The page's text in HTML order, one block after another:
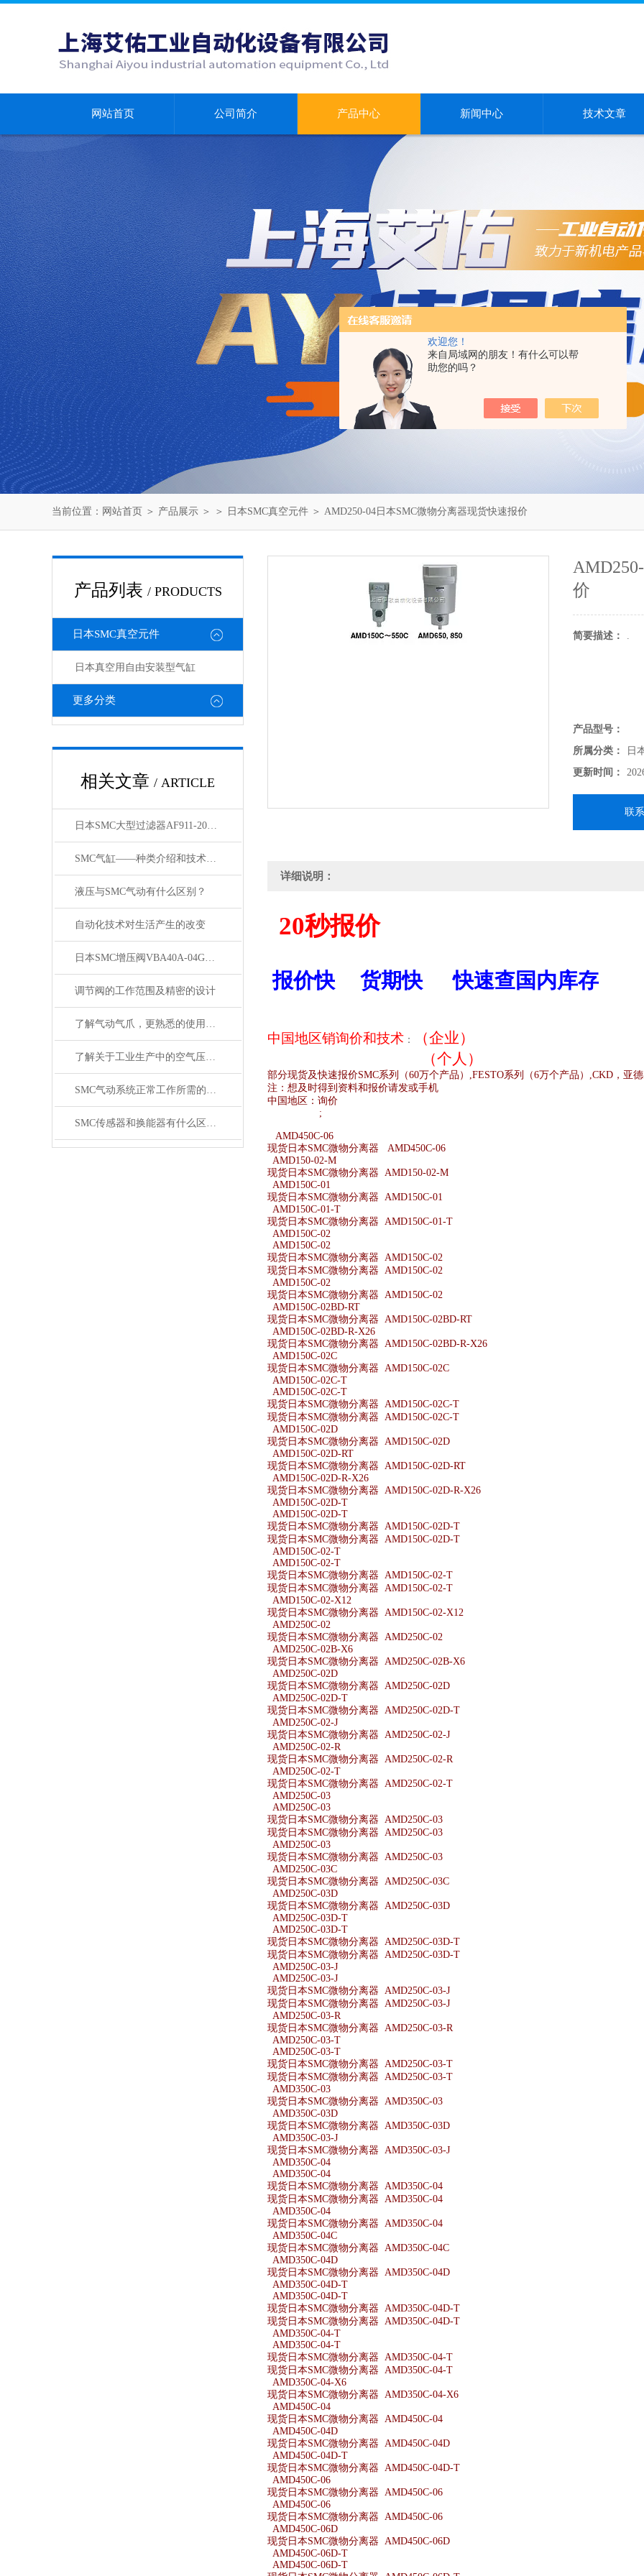
欢迎您！
来自局域网的朋友！有什么可以帮
助您的吗？
网站首页 公司简介 产品中心 新闻中心 技术文章
当前位置： 网站首页 ＞ 产品展示 ＞ ＞ 日本SMC真空元件 ＞ AMD250-04日本SMC微物分离器现货快速报价
产品列表 / PRODUCTS
日本SMC真空元件
日本真空用自由安装型气缸
更多分类
相关文章 / ARTICLE
日本SMC大型过滤器AF911-20和AF60-10的区别
SMC气缸——种类介绍和技术资料
液压与SMC气动有什么区别？
自动化技术对生活产生的改变
日本SMC增压阀VBA40A-04GN和VBA42A-04GN 及VBA43A-04GN
调节阀的工作范围及精密的设计
了解气动气爪，更熟悉的使用SMC齐气动气爪
了解关于工业生产中的空气压缩机应用
SMC气动系统正常工作所需的技术要求
SMC传感器和换能器有什么区别？
价
简要描述： .
产品型号：
所属分类：
日
更新时间：
联
详细说明：
20秒报价
报价快 货期快 快速查国内库存
中国地区销询价和技术 ：
（企业）
（个人）
部分现货及快速报价SMC系列（60万个产品） ,FESTO系列（6万个产品） ,CKD ，亚
注：想及时得到资料和报价请发或手机
中国地区： 询价
;
AMD450C-06
现货日本SMC微物分离器 AMD450C-06
AMD150-02-M
现货日本SMC微物分离器 AMD150-02-M
AMD150C-01
现货日本SMC微物分离器 AMD150C-01
AMD150C-01-T
现货日本SMC微物分离器 AMD150C-01-T
AMD150C-02
AMD150C-02
现货日本SMC微物分离器 AMD150C-02
现货日本SMC微物分离器 AMD150C-02
AMD150C-02
现货日本SMC微物分离器 AMD150C-02
AMD150C-02BD-RT
现货日本SMC微物分离器 AMD150C-02BD-RT
AMD150C-02BD-R-X26
现货日本SMC微物分离器 AMD150C-02BD-R-X26
AMD150C-02C
现货日本SMC微物分离器 AMD150C-02C
AMD150C-02C-T
AMD150C-02C-T
现货日本SMC微物分离器 AMD150C-02C-T
现货日本SMC微物分离器 AMD150C-02C-T
AMD150C-02D
现货日本SMC微物分离器 AMD150C-02D
AMD150C-02D-RT
现货日本SMC微物分离器 AMD150C-02D-RT
AMD150C-02D-R-X26
现货日本SMC微物分离器 AMD150C-02D-R-X26
AMD150C-02D-T
AMD150C-02D-T
现货日本SMC微物分离器 AMD150C-02D-T
现货日本SMC微物分离器 AMD150C-02D-T
AMD150C-02-T
AMD150C-02-T
现货日本SMC微物分离器 AMD150C-02-T
现货日本SMC微物分离器 AMD150C-02-T
AMD150C-02-X12
现货日本SMC微物分离器 AMD150C-02-X12
AMD250C-02
现货日本SMC微物分离器 AMD250C-02
AMD250C-02B-X6
现货日本SMC微物分离器 AMD250C-02B-X6
AMD250C-02D
现货日本SMC微物分离器 AMD250C-02D
AMD250C-02D-T
现货日本SMC微物分离器 AMD250C-02D-T
AMD250C-02-J
现货日本SMC微物分离器 AMD250C-02-J
AMD250C-02-R
现货日本SMC微物分离器 AMD250C-02-R
AMD250C-02-T
现货日本SMC微物分离器 AMD250C-02-T
AMD250C-03
AMD250C-03
现货日本SMC微物分离器 AMD250C-03
现货日本SMC微物分离器 AMD250C-03
AMD250C-03
现货日本SMC微物分离器 AMD250C-03
AMD250C-03C
现货日本SMC微物分离器 AMD250C-03C
AMD250C-03D
现货日本SMC微物分离器 AMD250C-03D
AMD250C-03D-T
AMD250C-03D-T
现货日本SMC微物分离器 AMD250C-03D-T
现货日本SMC微物分离器 AMD250C-03D-T
AMD250C-03-J
AMD250C-03-J
现货日本SMC微物分离器 AMD250C-03-J
现货日本SMC微物分离器 AMD250C-03-J
AMD250C-03-R
现货日本SMC微物分离器 AMD250C-03-R
AMD250C-03-T
AMD250C-03-T
现货日本SMC微物分离器 AMD250C-03-T
现货日本SMC微物分离器 AMD250C-03-T
AMD350C-03
现货日本SMC微物分离器 AMD350C-03
AMD350C-03D
现货日本SMC微物分离器 AMD350C-03D
AMD350C-03-J
现货日本SMC微物分离器 AMD350C-03-J
AMD350C-04
AMD350C-04
现货日本SMC微物分离器 AMD350C-04
现货日本SMC微物分离器 AMD350C-04
AMD350C-04
现货日本SMC微物分离器 AMD350C-04
AMD350C-04C
现货日本SMC微物分离器 AMD350C-04C
AMD350C-04D
现货日本SMC微物分离器 AMD350C-04D
AMD350C-04D-T
AMD350C-04D-T
现货日本SMC微物分离器 AMD350C-04D-T
现货日本SMC微物分离器 AMD350C-04D-T
AMD350C-04-T
AMD350C-04-T
现货日本SMC微物分离器 AMD350C-04-T
现货日本SMC微物分离器 AMD350C-04-T
AMD350C-04-X6
现货日本SMC微物分离器 AMD350C-04-X6
AMD450C-04
现货日本SMC微物分离器 AMD450C-04
AMD450C-04D
现货日本SMC微物分离器 AMD450C-04D
AMD450C-04D-T
现货日本SMC微物分离器 AMD450C-04D-T
AMD450C-06
现货日本SMC微物分离器 AMD450C-06
AMD450C-06
现货日本SMC微物分离器 AMD450C-06
AMD450C-06D
现货日本SMC微物分离器 AMD450C-06D
AMD450C-06D-T
AMD450C-06D-T